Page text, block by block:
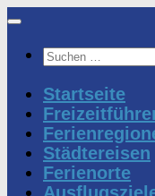
Zum
springenSuchen
Startseite
Städtereisen
Ferienorte